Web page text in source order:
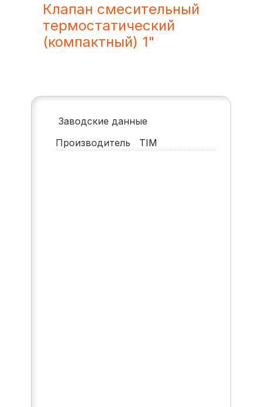
Клапан смесительный
термостатический
(компактный) 1"
Заводские данные
Производитель
TIM